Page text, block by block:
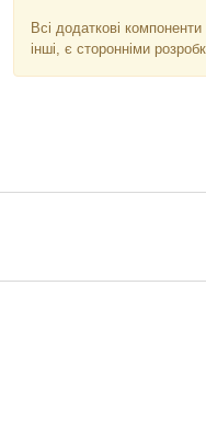
Всі додаткові
інші, є сторонніми